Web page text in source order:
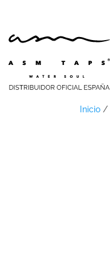
Inicio /